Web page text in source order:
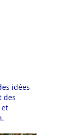
idées
des